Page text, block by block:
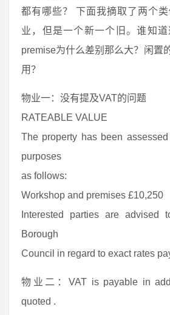
都有哪些？ 下面我摘取了两个
业，但是一个新一个旧。谁知道
premise为什么差别那么大？闲置
用？
物业一：没有提及VAT的问题
RATEABLE VALUE
The property has been
purposes
as follows:
Workshop and premises £10,250
Interested parties are advised
Borough
Council in regard to exact rates
物业二：VAT is payable in
quoted .